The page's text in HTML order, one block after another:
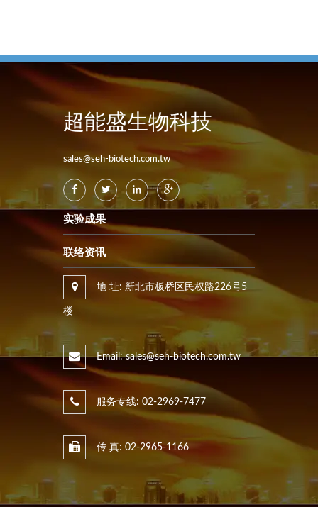
超能盛生物科技
sales@seh-biotech.com.tw
实验成果
联络资讯
地 址: 新北市板桥区民权路226号5
楼
Email: sales@seh-biotech.com.tw
服务专线: 02-2969-7477
传 真: 02-2965-1166